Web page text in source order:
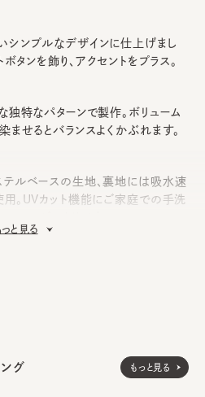
ンプルなデザインに仕上げまし
ボタンを飾り、アクセントをプラス。
独特なパターンで製作。ボリューム
ませるとバランスよくかぶれます。
ルベースの生地、裏地には吸水速
。UVカット機能にご家庭での手洗
いに多少の変化が起こります。お洗
形を整え陰干ししてください。
を小さくする際は、調節テープを
ョンを必ずご参照ください。
っと見る
グ もっと見る